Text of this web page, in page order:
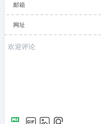
邮箱
网址